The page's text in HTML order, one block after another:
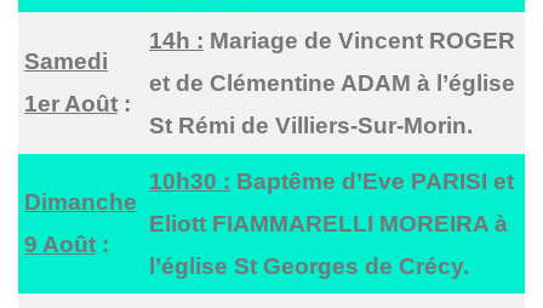
Samedi
1er Août :
14h : Mariage de Vincent ROGER
et de Clémentine ADAM à l’église
St Rémi de Villiers-Sur-Morin.
Dimanche
9 Août :
10h30 : Baptême d’Eve PARISI et
Eliott FIAMMARELLI MOREIRA à
l’église St Georges de Crécy.